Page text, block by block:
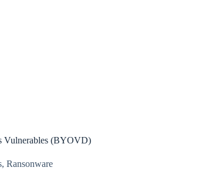
Vulnerables (BYOVD)
, Ransonware